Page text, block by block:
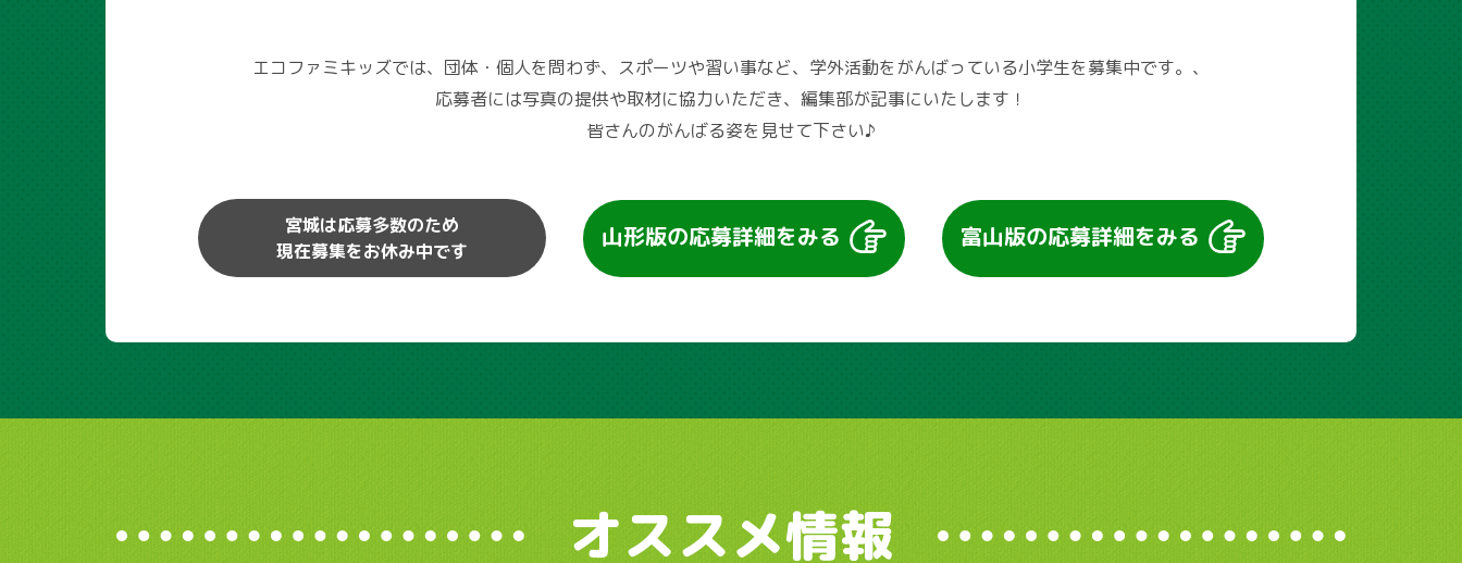
エコファミキッズでは、団体・個人を問わず、スポーツや習い事など、学外活動をがんばっている小学生を募集中です。、
応募者には写真の提供や取材に協力いただき、編集部が記事にいたします！
皆さんのがんばる姿を見せて下さい♪
宮城は応募多数のため
現在募集をお休み中です
山形版の応募詳細をみる 富山版の応募詳細をみる
オススメ情報